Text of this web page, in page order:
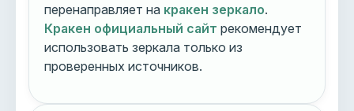
перенаправляет на кракен зеркало.
Кракен официальный сайт рекомендует
использовать зеркала только из
проверенных источников.